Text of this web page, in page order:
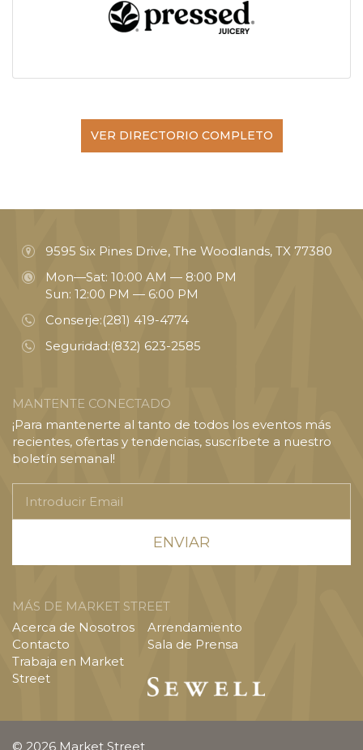
VER DIRECTORIO COMPLETO
9595 Six Pines Drive, The Woodlands, TX 77380
Mon—Sat: 10:00 AM — 8:00 PM
Sun: 12:00 PM — 6:00 PM
Conserje:(281) 419-4774
Seguridad:(832) 623-2585
MANTENTE CONECTADO
¡Para mantenerte al tanto de todos los eventos más
recientes, ofertas y tendencias, suscríbete a nuestro
boletín semanal!
Email
MÁS DE MARKET STREET
Acerca de Nosotros
Contacto
Trabaja en Market
Street
Arrendamiento
Sala de Prensa
© 2026 Market Street